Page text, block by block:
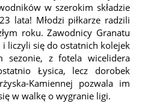
w szerokim składzie
lata! Młodzi piłkarze radzili
roku. Zawodnicy Granatu
liczyli się do ostatnich kolejek
z fotela wicelidera
Łysica, lecz dorobek
Kamiennej pozwala im
w walkę o wygranie ligi.